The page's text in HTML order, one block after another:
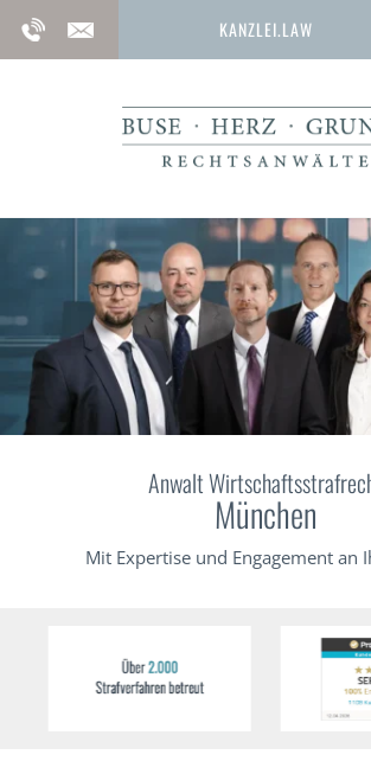
KANZLEI.LAW
Anwalt
München
Mit Expertise und Engagement an